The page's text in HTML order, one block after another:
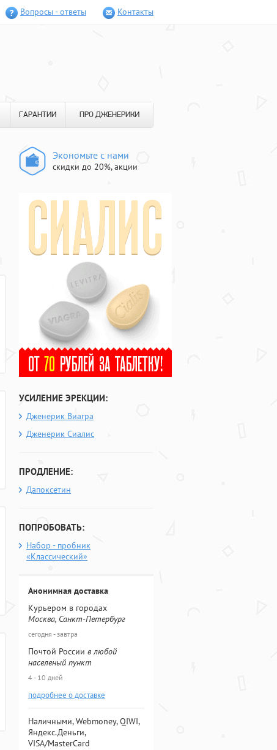
Вопросы - ответы Контакты
ГАРАНТИИ ПРО ДЖЕНЕРИКИ
Экономьте с нами
скидки до 20%, акции
УСИЛЕНИЕ ЭРЕКЦИИ:
Дженерик Виагра
Дженерик Сиалис
ПРОДЛЕНИЕ:
Дапоксетин
ПОПРОБОВАТЬ:
Набор - пробник
«Классический»
Анонимная доставка
Курьером в городах
Москва, Санкт-Петербург
сегодня - завтра
Почтой России в любой
населеный пункт
4 - 10 дней
подробнее о доставке
Наличными, Webmoney, QIWI,
Яндекс.Деньги,
VISA/MasterCard